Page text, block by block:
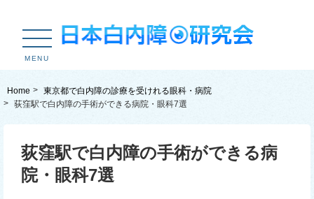
MENU
Home
東京都で白内障の診療を受けれる眼科・病院
荻窪駅で白内障の手術ができる病院・眼科7選
荻窪駅で白内障の手術ができる病
院・眼科7選